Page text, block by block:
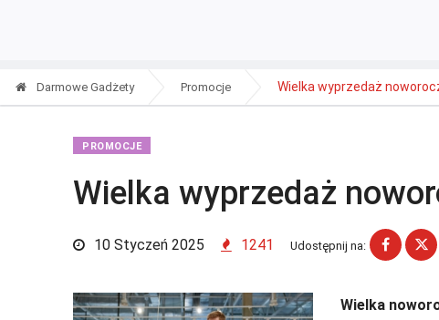
Darmowe Gadżety Promocje Wielka wyprzedaż
PROMOCJE
Wielka wyprzedaż
10 Styczeń 2025 1241 Udostępnij na:
Wielka